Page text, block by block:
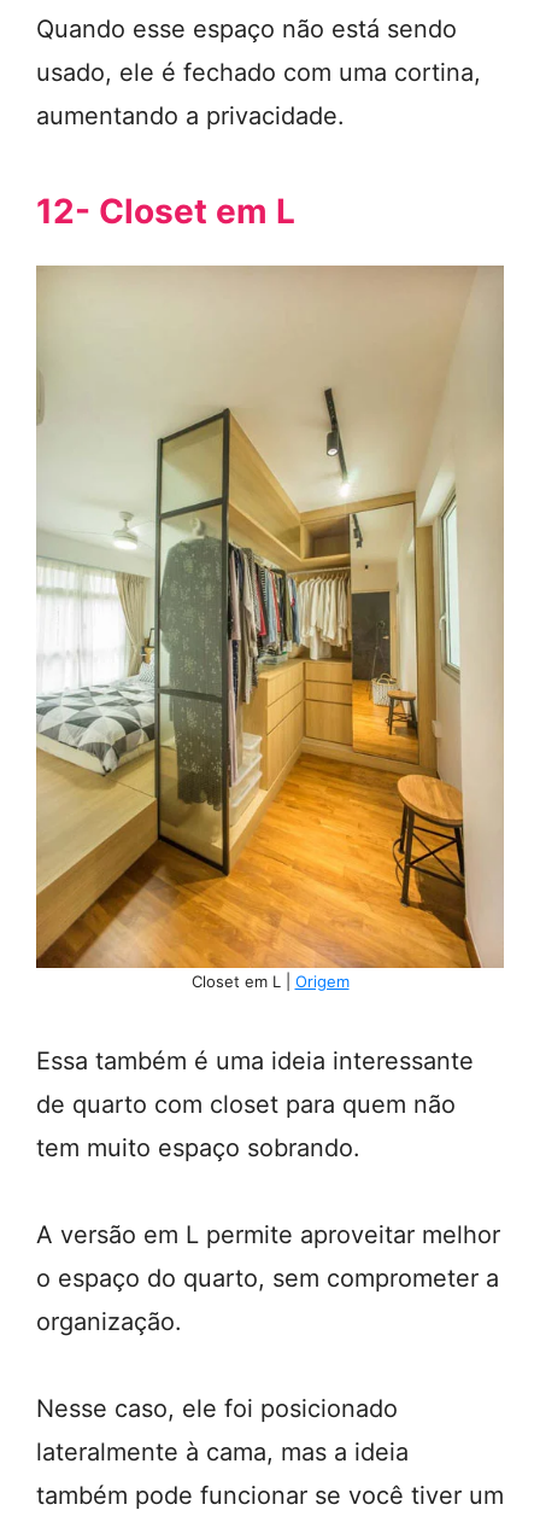
Quando esse espaço não está sendo
usado, ele é fechado com uma cortina,
aumentando a privacidade.
12- Closet em L
Closet em L | Origem
Essa também é uma ideia interessante
de quarto com closet para quem não
tem muito espaço sobrando.
A versão em L permite aproveitar melhor
o espaço do quarto, sem comprometer a
organização.
Nesse caso, ele foi posicionado
lateralmente à cama, mas a ideia
também pode funcionar se você tiver um